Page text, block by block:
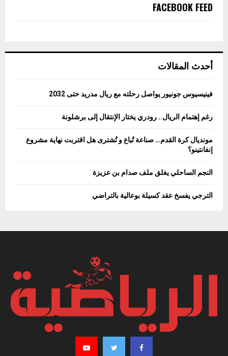
FACEBOOK FEED
أحدث المقالات
فينيسيوس جونيور يواصل رحلته مع ريال مدريد حتى 2032
رغم إهتمام الريال.. رودري يختار الإنتقال إلى برشلونة
مونديال كرة القدم… صناعة تُباع و تُشترى هل اقتربت نهاية مشروع
إنفانتينو؟
النجم الساحلي يغلق ملف صدام بن عزيزة
الترجي يفسخ عقد كسيلة بوعالية بالتراضي